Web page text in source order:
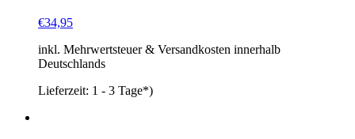
€34,95
inkl. Mehrwertsteuer & Versandkosten innerhalb
Deutschlands
Lieferzeit: 1 - 3 Tage*)